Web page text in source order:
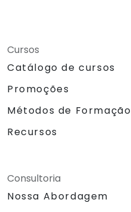
Cursos
Catálogo de cursos
Promoções
Métodos de Formação
Recursos
Consultoria
Nossa Abordagem